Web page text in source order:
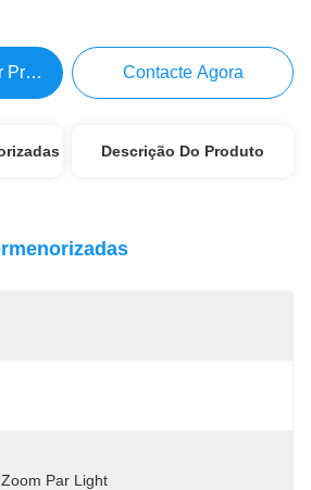
Contacte Agora
Descrição Do Produto
Par Light